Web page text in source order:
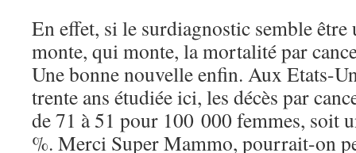
En effet, si le surdiagnostic semble être
monte, qui monte, la mortalité par
Une bonne nouvelle enfin. Aux Etats-
trente ans étudiée ici, les décès par
de 71 à 51 pour 100 000 femmes, soit
%. Merci Super Mammo, pourrait-on